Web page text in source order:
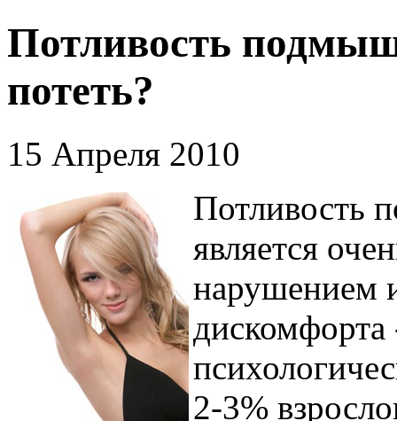
Потливость
потеть?
15 Апреля 2010
Потливость
является
нарушением
дискомфорта
2-3%